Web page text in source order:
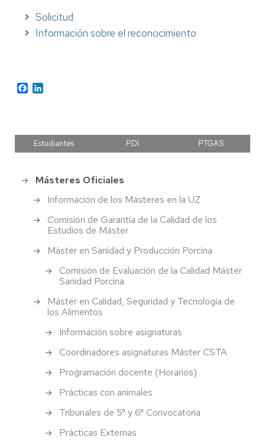
Solicitud
Información sobre el reconocimiento
Facebook
Estudiantes PDI PTGAS
Estudios
de
Posgrado
Másteres Oficiales
Información de los Másteres en la UZ
Comisión de Garantía de la Calidad de los
Estudios de Máster
Máster en Sanidad y Producción Porcina
Comisión de Evaluación de la Calidad Máster
Sanidad Porcina
Máster en Calidad, Seguridad y Tecnología de
los Alimentos
Información sobre asignaturas
Coordinadores asignaturas Máster CSTA
Programación docente (Horarios)
Prácticas con animales
Tribunales de 5ª y 6ª Convocatoria
Prácticas Externas